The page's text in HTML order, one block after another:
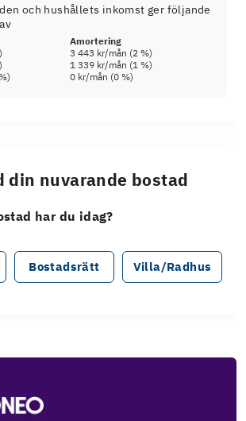
och hushållets inkomst ger följande
Amortering
3 443 kr/mån (2 %)
1 339 kr/mån (1 %)
0 kr/mån (0 %)
din nuvarande bostad
har du idag?
Bostadsrätt Villa/Radhus